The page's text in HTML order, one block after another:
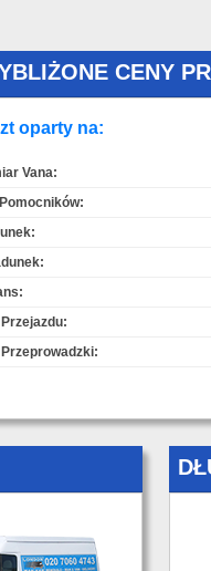
CENY
oparty na:
Vana: